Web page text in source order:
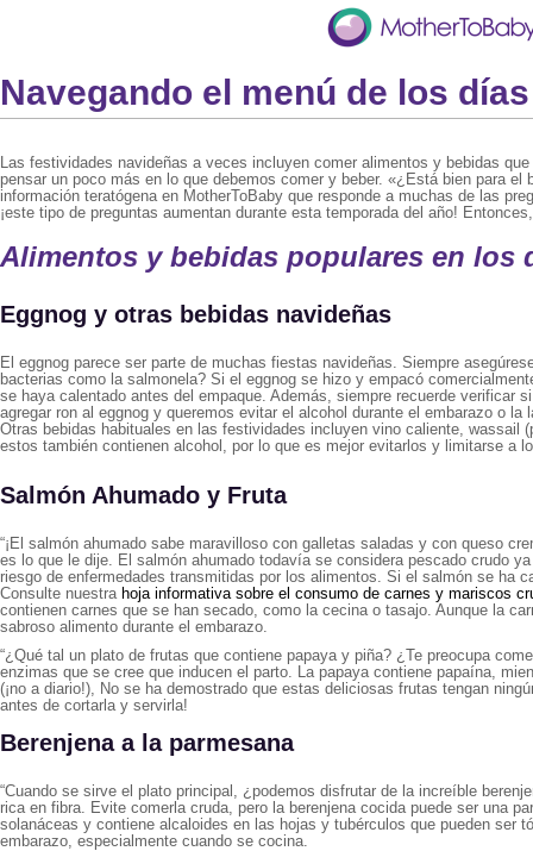
Navegando el menú de los
Las festividades navideñas a veces incluyen comer alimentos y bebidas
pensar un poco más en lo que debemos comer y beber. «¿Está bien para
información teratógena en MotherToBaby que responde a muchas de las
¡este tipo de preguntas aumentan durante esta temporada del año!
Alimentos y bebidas populares en los
Eggnog y otras bebidas navideñas
El eggnog parece ser parte de muchas fiestas navideñas. Siempre
bacterias como la salmonela? Si el eggnog se hizo y empacó
se haya calentado antes del empaque. Además, siempre recuerde verificar
agregar ron al eggnog y queremos evitar el alcohol durante el embarazo o
Otras bebidas habituales en las festividades incluyen vino caliente, wassail
estos también contienen alcohol, por lo que es mejor evitarlos y limitarse a
Salmón Ahumado y Fruta
“¡El salmón ahumado sabe maravilloso con galletas saladas y con queso
es lo que le dije. El salmón ahumado todavía se considera pescado crudo
riesgo de enfermedades transmitidas por los alimentos. Si el salmón se ha
Consulte nuestra hoja informativa sobre el consumo de carnes y mariscos
contienen carnes que se han secado, como la cecina o tasajo. Aunque la
sabroso alimento durante el embarazo.
“¿Qué tal un plato de frutas que contiene papaya y piña? ¿Te preocupa
enzimas que se cree que inducen el parto. La papaya contiene papaína,
(¡no a diario!), No se ha demostrado que estas deliciosas frutas tengan
antes de cortarla y servirla!
Berenjena a la parmesana
“Cuando se sirve el plato principal, ¿podemos disfrutar de la increíble
rica en fibra. Evite comerla cruda, pero la berenjena cocida puede ser una
solanáceas y contiene alcaloides en las hojas y tubérculos que pueden ser
embarazo, especialmente cuando se cocina.